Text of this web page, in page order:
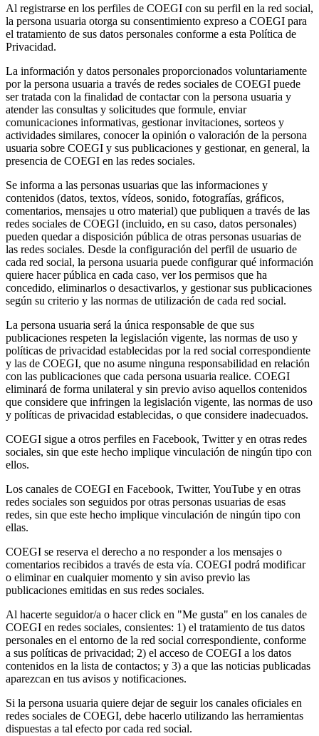
Al registrarse en los perfiles de COEGI con su perfil en la red social,
la persona usuaria otorga su consentimiento expreso a COEGI para
el tratamiento de sus datos personales conforme a esta Política de
Privacidad.
La información y datos personales proporcionados voluntariamente
por la persona usuaria a través de redes sociales de COEGI puede
ser tratada con la finalidad de contactar con la persona usuaria y
atender las consultas y solicitudes que formule, enviar
comunicaciones informativas, gestionar invitaciones, sorteos y
actividades similares, conocer la opinión o valoración de la persona
usuaria sobre COEGI y sus publicaciones y gestionar, en general, la
presencia de COEGI en las redes sociales.
Se informa a las personas usuarias que las informaciones y
contenidos (datos, textos, vídeos, sonido, fotografías, gráficos,
comentarios, mensajes u otro material) que publiquen a través de las
redes sociales de COEGI (incluido, en su caso, datos personales)
pueden quedar a disposición pública de otras personas usuarias de
las redes sociales. Desde la configuración del perfil de usuario de
cada red social, la persona usuaria puede configurar qué información
quiere hacer pública en cada caso, ver los permisos que ha
concedido, eliminarlos o desactivarlos, y gestionar sus publicaciones
según su criterio y las normas de utilización de cada red social.
La persona usuaria será la única responsable de que sus
publicaciones respeten la legislación vigente, las normas de uso y
políticas de privacidad establecidas por la red social correspondiente
y las de COEGI, que no asume ninguna responsabilidad en relación
con las publicaciones que cada persona usuaria realice. COEGI
eliminará de forma unilateral y sin previo aviso aquellos contenidos
que considere que infringen la legislación vigente, las normas de uso
y políticas de privacidad establecidas, o que considere inadecuados.
COEGI sigue a otros perfiles en Facebook, Twitter y en otras redes
sociales, sin que este hecho implique vinculación de ningún tipo con
ellos.
Los canales de COEGI en Facebook, Twitter, YouTube y en otras
redes sociales son seguidos por otras personas usuarias de esas
redes, sin que este hecho implique vinculación de ningún tipo con
ellas.
COEGI se reserva el derecho a no responder a los mensajes o
comentarios recibidos a través de esta vía. COEGI podrá modificar
o eliminar en cualquier momento y sin aviso previo las
publicaciones emitidas en sus redes sociales.
Al hacerte seguidor/a o hacer click en "Me gusta" en los canales de
COEGI en redes sociales, consientes: 1) el tratamiento de tus datos
personales en el entorno de la red social correspondiente, conforme
a sus políticas de privacidad; 2) el acceso de COEGI a los datos
contenidos en la lista de contactos; y 3) a que las noticias publicadas
aparezcan en tus avisos y notificaciones.
Si la persona usuaria quiere dejar de seguir los canales oficiales en
redes sociales de COEGI, debe hacerlo utilizando las herramientas
dispuestas a tal efecto por cada red social.